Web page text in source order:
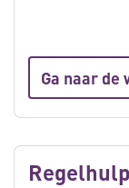
Ga naar de